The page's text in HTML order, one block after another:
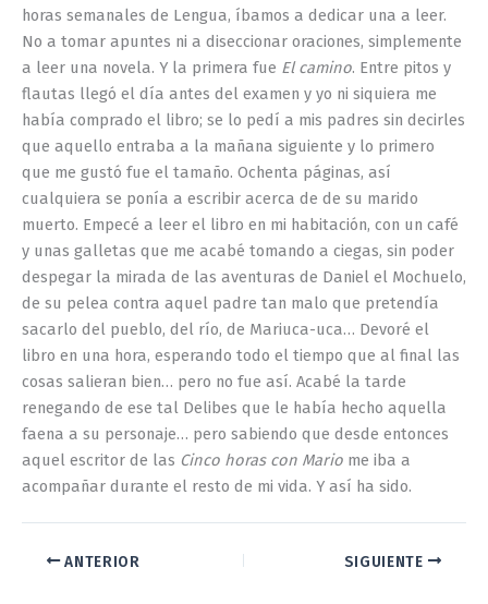
horas semanales de Lengua, íbamos a dedicar una a leer.
No a tomar apuntes ni a diseccionar oraciones, simplemente
a leer una novela. Y la primera fue El camino. Entre pitos y
flautas llegó el día antes del examen y yo ni siquiera me
había comprado el libro; se lo pedí a mis padres sin decirles
que aquello entraba a la mañana siguiente y lo primero
que me gustó fue el tamaño. Ochenta páginas, así
cualquiera se ponía a escribir acerca de de su marido
muerto. Empecé a leer el libro en mi habitación, con un café
y unas galletas que me acabé tomando a ciegas, sin poder
despegar la mirada de las aventuras de Daniel el Mochuelo,
de su pelea contra aquel padre tan malo que pretendía
sacarlo del pueblo, del río, de Mariuca-uca… Devoré el
libro en una hora, esperando todo el tiempo que al final las
cosas salieran bien… pero no fue así. Acabé la tarde
renegando de ese tal Delibes que le había hecho aquella
faena a su personaje… pero sabiendo que desde entonces
aquel escritor de las Cinco horas con Mario me iba a
acompañar durante el resto de mi vida. Y así ha sido.
ANTERIOR SIGUIENTE